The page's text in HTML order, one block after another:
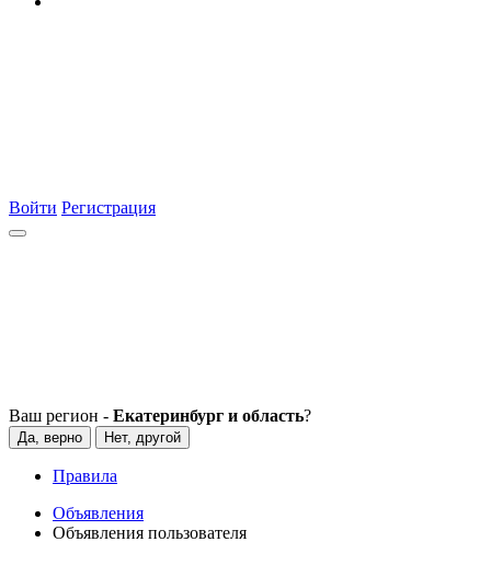
Войти Регистрация
Ваш регион - Екатеринбург и область?
Да, верно Нет, другой
Правила
Объявления
Объявления пользователя